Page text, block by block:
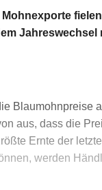
Blaumohnpreise
aus, dass die
Ernte der
werden